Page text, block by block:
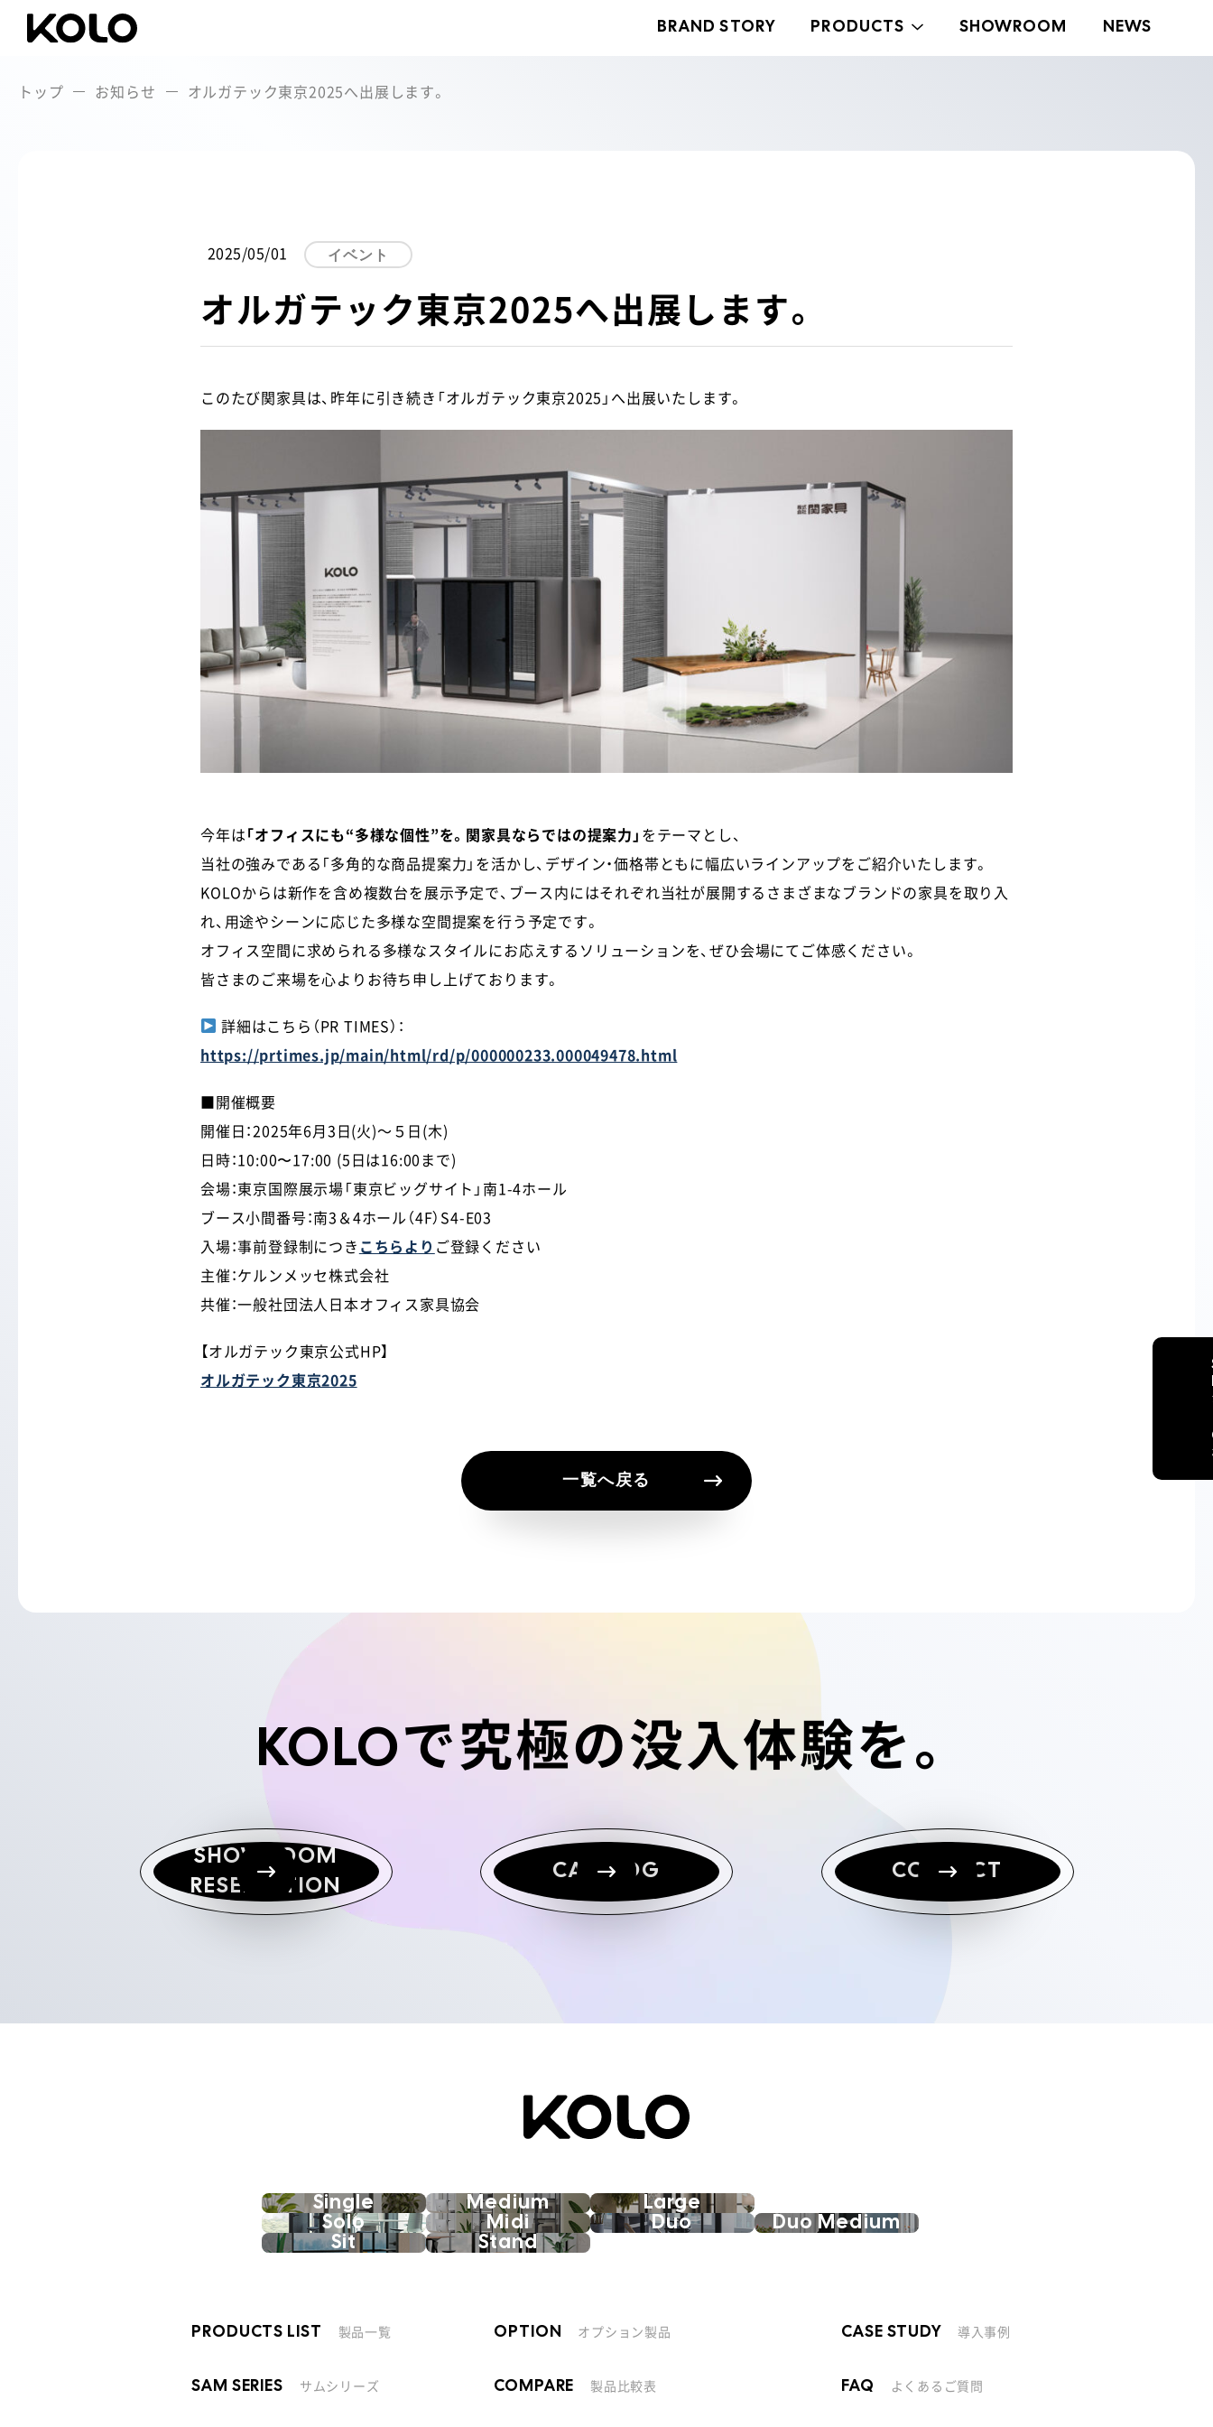
BRAND STORY PRODUCTS
Milli Sit Stand
SHOWROOM NEWS
トップ お知らせ オルガテック東京2025へ出展します。
2025/05/01 イベント
オルガテック東京2025へ出展します。
このたび関家具は、昨年に引き続き「オルガテック東京2025」へ出展いたします。
今年は「オフィスにも“多様な個性”を。関家具ならではの提案力」 をテーマとし、
当社の強みである「多角的な商品提案力」を活かし、デザイン・価格帯ともに幅広いラインアップをご紹介いたします。
KOLOからは新作を含め複数台を展示予定で、ブース内にはそれぞれ当社が展開するさまざまなブランドの家具を取り入
れ、用途やシーンに応じた多様な空間提案を行う予定です。
オフィス空間に求められる多様なスタイルにお応えするソリューションを、ぜひ会場にてご体感ください。
皆さまのご来場を心よりお待ち申し上げております。
詳細はこちら（PR TIMES）：
https://prtimes.jp/main/html/rd/p/000000233.000049478.html
■開催概要
開催日：2025年6月3日(火)～５日(木)
日時：10:00〜17:00 (5日は16:00まで)
会場：東京国際展示場「東京ビッグサイト」南1-4ホール
ブース小間番号：南3＆4ホール（4F）S4-E03
入場：事前登録制につき こちらより ご登録ください
主催：ケルンメッセ株式会社
共催：一般社団法人日本オフィス家具協会
【オルガテック東京公式HP】
オルガテック東京2025
一覧へ戻る
KOLOで究極の没入体験を。
SHOWROOM
RESERVATION
CATALOG CONTACT
Single Medium
Large
Solo
Midi Duo
Duo Medium
Sit
Stand
PRODUCTS LIST 製品一覧
SAM SERIES サムシリーズ
OPTION オプション製品
COMPARE 製品比較表
CASE STUDY 導入事例
FAQ よくあるご質問